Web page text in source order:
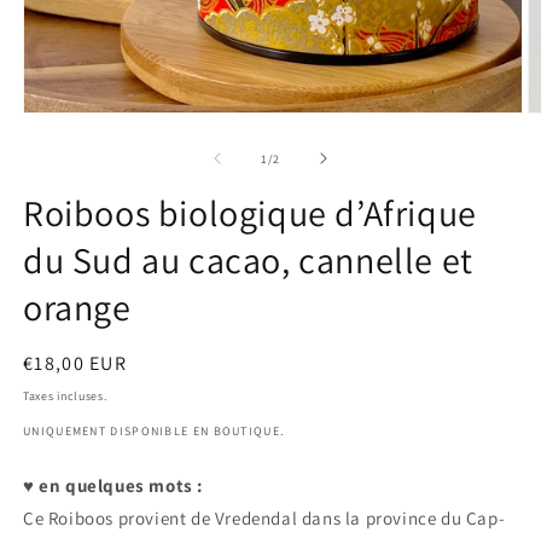
une
fenêtre
modale
1 /de2
Roiboos biologique d’Afrique
du Sud au cacao, cannelle et
orange
Prix
habituel
€18,00 EUR
Taxes incluses.
UNIQUEMENT DISPONIBLE EN BOUTIQUE.
♥ en quelques mots :
Ce Roiboos provient de Vredendal dans la province du Cap-